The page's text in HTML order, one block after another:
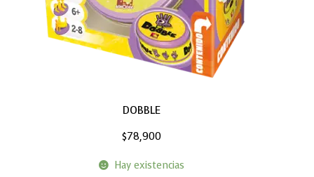
DOBBLE
$78,900
Hay existencias